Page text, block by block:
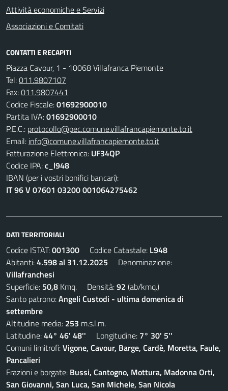
Attività economiche e Servizi
Associazioni e Comitati
CONTATTI E RECAPITI
Piazza Cavour, 1 - 10068 Villafranca Piemonte
Tel:011.9807107
Fax:011.9807441
Codice Fiscale:01692900010
Partita IVA:01692900010
P.E.C.: protocollo@pec.comune.villafrancapiemonte.to.it
Email: info@comune.villafrancapiemonte.to.it
Fatturazione Elettronica: UF34QP
Codice IPA:c_l948
IBAN (per i vostri bonifici bancari):
IT 96 V 07601 03200 001064275462
DATI TERRITORIALI
Codice ISTAT:001300 Codice Catastale: L948
Abitanti:4.598 al 31.12.2025 Denominazione:
Villafranchesi
Superficie: 50,8 Kmq. Densità:92 (ab/kmq.)
Santo patrono:Angeli Custodi - ultima domenica di
settembre
Altitudine media: 253 m.s.l.m.
Latitudine:44° 46' 48'' Longitudine: 7° 30' 5''
Comuni limitrofi:Vigone, Cavour, Barge, Cardè, Moretta, Faule,
Pancalieri
Frazioni e borgate: Bussi, Cantogno, Mottura, Madonna Orti,
San Giovanni, San Luca, San Michele, San Nicola